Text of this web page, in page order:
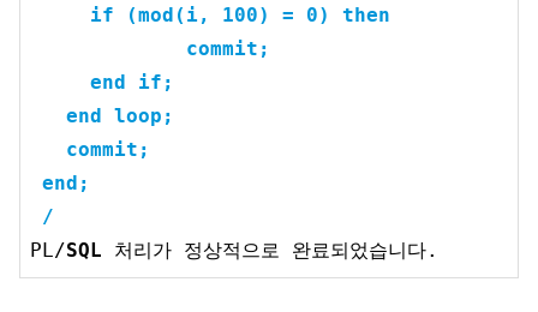
if (mod(i, 100) = 0) then
commit ;
end
if ;
end
loop ;
commit ;
end ;
/
PL/SQL 처리가 정상적으로 완료되었습니다.